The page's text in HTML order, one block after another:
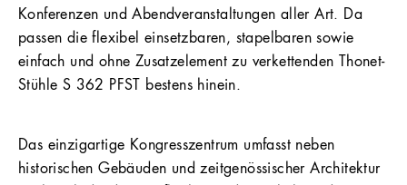
Konferenzen und Abendveranstaltungen aller Art. Da
passen die flexibel einsetzbaren, stapelbaren sowie
einfach und ohne Zusatzelement zu verkettenden Thonet-
Stühle S 362 PFST bestens hinein.
Das einzigartige Kongresszentrum umfasst neben
historischen Gebäuden und zeitgenössischer Architektur